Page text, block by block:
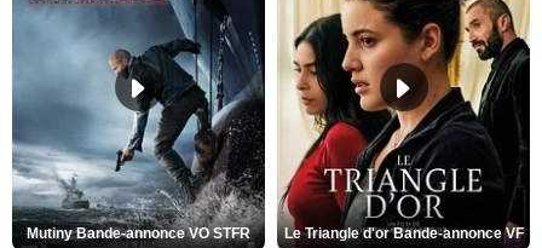
Mutiny Bande-annonce VO STFR Le Triangle d'or Bande-annonce VF